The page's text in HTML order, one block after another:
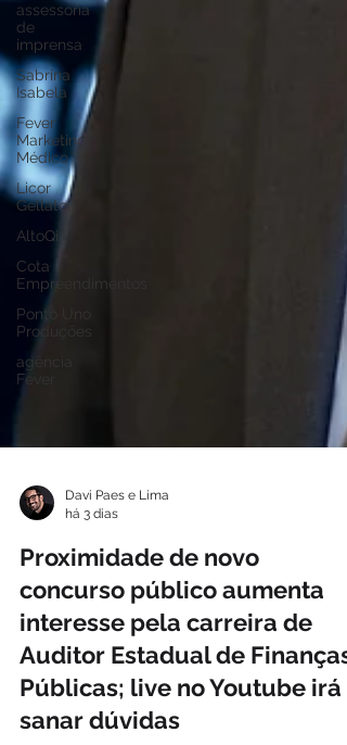
assessoria
de
imprensa
Sabrina
Isabela
Fever
Marketing
Médico
Licor
Gellato
AltoQi
Cota
Empreendimentos
Ponto Uno
Produções
agência
Fever
Davi Paes e Lima
há 3 dias
Proximidade de novo
concurso público aumenta
interesse pela carreira de